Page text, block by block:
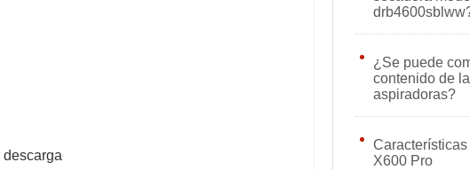
¿Se puede
contenido de
aspiradoras?
X600 Pro